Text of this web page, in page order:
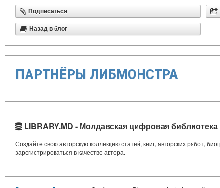
Подписаться
Назад в блог
ПАРТНЁРЫ ЛИБМОНСТРА
LIBRARY.MD - Молдавская цифровая библиотека
Создайте свою авторскую коллекцию статей, книг, авторских работ,
зарегистрироваться в качестве автора.